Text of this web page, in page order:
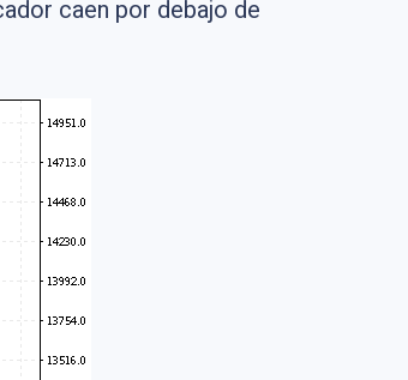
caen por debajo de